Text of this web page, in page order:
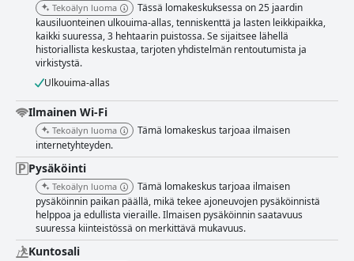
Tekoälyn luoma
Tässä lomakeskuksessa on 25 jaardin
kausiluonteinen ulkouima-allas, tenniskenttä ja lasten leikkipaikka,
kaikki suuressa, 3 hehtaarin puistossa. Se sijaitsee lähellä
historiallista keskustaa, tarjoten yhdistelmän rentoutumista ja
virkistystä.
Ulkouima-allas
Ilmainen Wi-Fi
Tekoälyn luoma
Tämä lomakeskus tarjoaa ilmaisen
internetyhteyden.
Pysäköinti
Tekoälyn luoma
Tämä lomakeskus tarjoaa ilmaisen
pysäköinnin paikan päällä, mikä tekee ajoneuvojen pysäköinnistä
helppoa ja edullista vieraille. Ilmaisen pysäköinnin saatavuus
suuressa kiinteistössä on merkittävä mukavuus.
Kuntosali